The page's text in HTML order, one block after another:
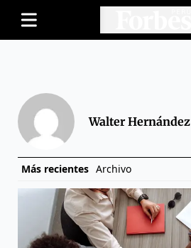
Walter Hernández
Más recientes Archivo